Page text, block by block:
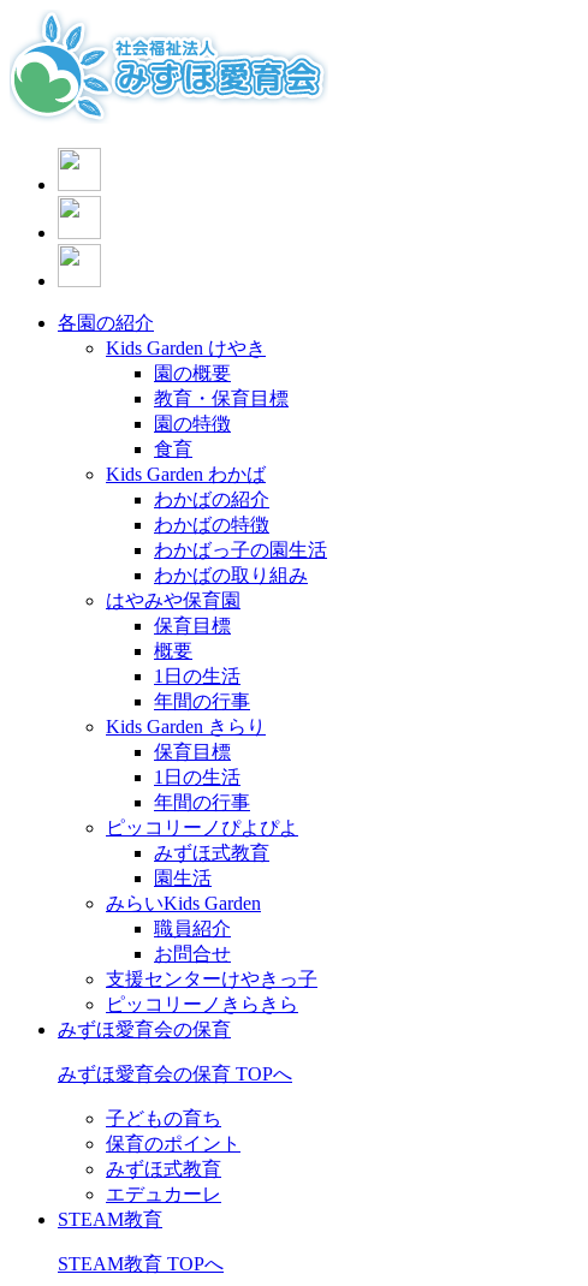
各園の紹介
Kids Garden けやき
園の概要
教育・保育目標
園の特徴
食育
Kids Garden わかば
わかばの紹介
わかばの特徴
わかばっ子の園生活
わかばの取り組み
はやみや保育園
保育目標
概要
1日の生活
年間の行事
Kids Garden きらり
保育目標
1日の生活
年間の行事
ピッコリーノぴよぴよ
みずほ式教育
園生活
みらいKids Garden
職員紹介
お問合せ
支援センターけやきっ子
ピッコリーノきらきら
みずほ愛育会の保育
みずほ愛育会の保育 TOPへ
子どもの育ち
保育のポイント
みずほ式教育
エデュカーレ
STEAM教育
STEAM教育 TOPへ